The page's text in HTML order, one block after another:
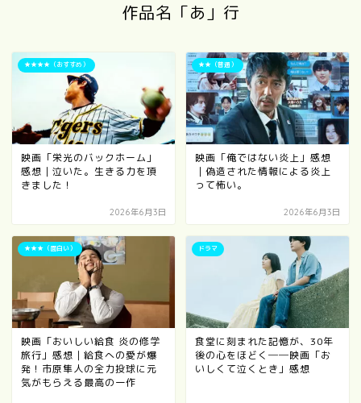
作品名「あ」行
★★★★（おすすめ）
映画「栄光のバックホーム」
感想｜泣いた。生きる力を頂
きました！
2026年6月3日
★★（普通）
映画「俺ではない炎上」感想
｜偽造された情報による炎上
って怖い。
2026年6月3日
★★★（面白い）
映画「おいしい給食 炎の修学
旅行」感想｜給食への愛が爆
発！市原隼人の全力投球に元
気がもらえる最高の一作
ドラマ
食堂に刻まれた記憶が、30年
後の心をほどく──映画「お
いしくて泣くとき」感想